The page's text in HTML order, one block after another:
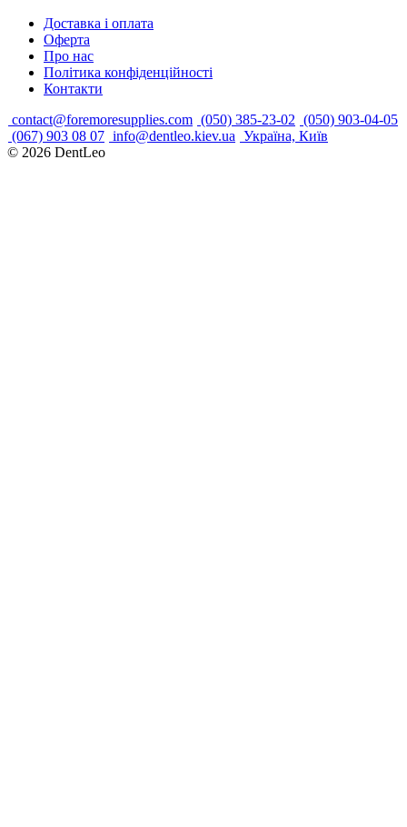
Доставка і оплата
Оферта
Про нас
Політика конфіденційності
Контакти
contact@foremoresupplies.com (050) 385-23-02 (050) 903-04-05
(067) 903 08 07 info@dentleo.kiev.ua Україна, Київ
© 2026 DentLeo